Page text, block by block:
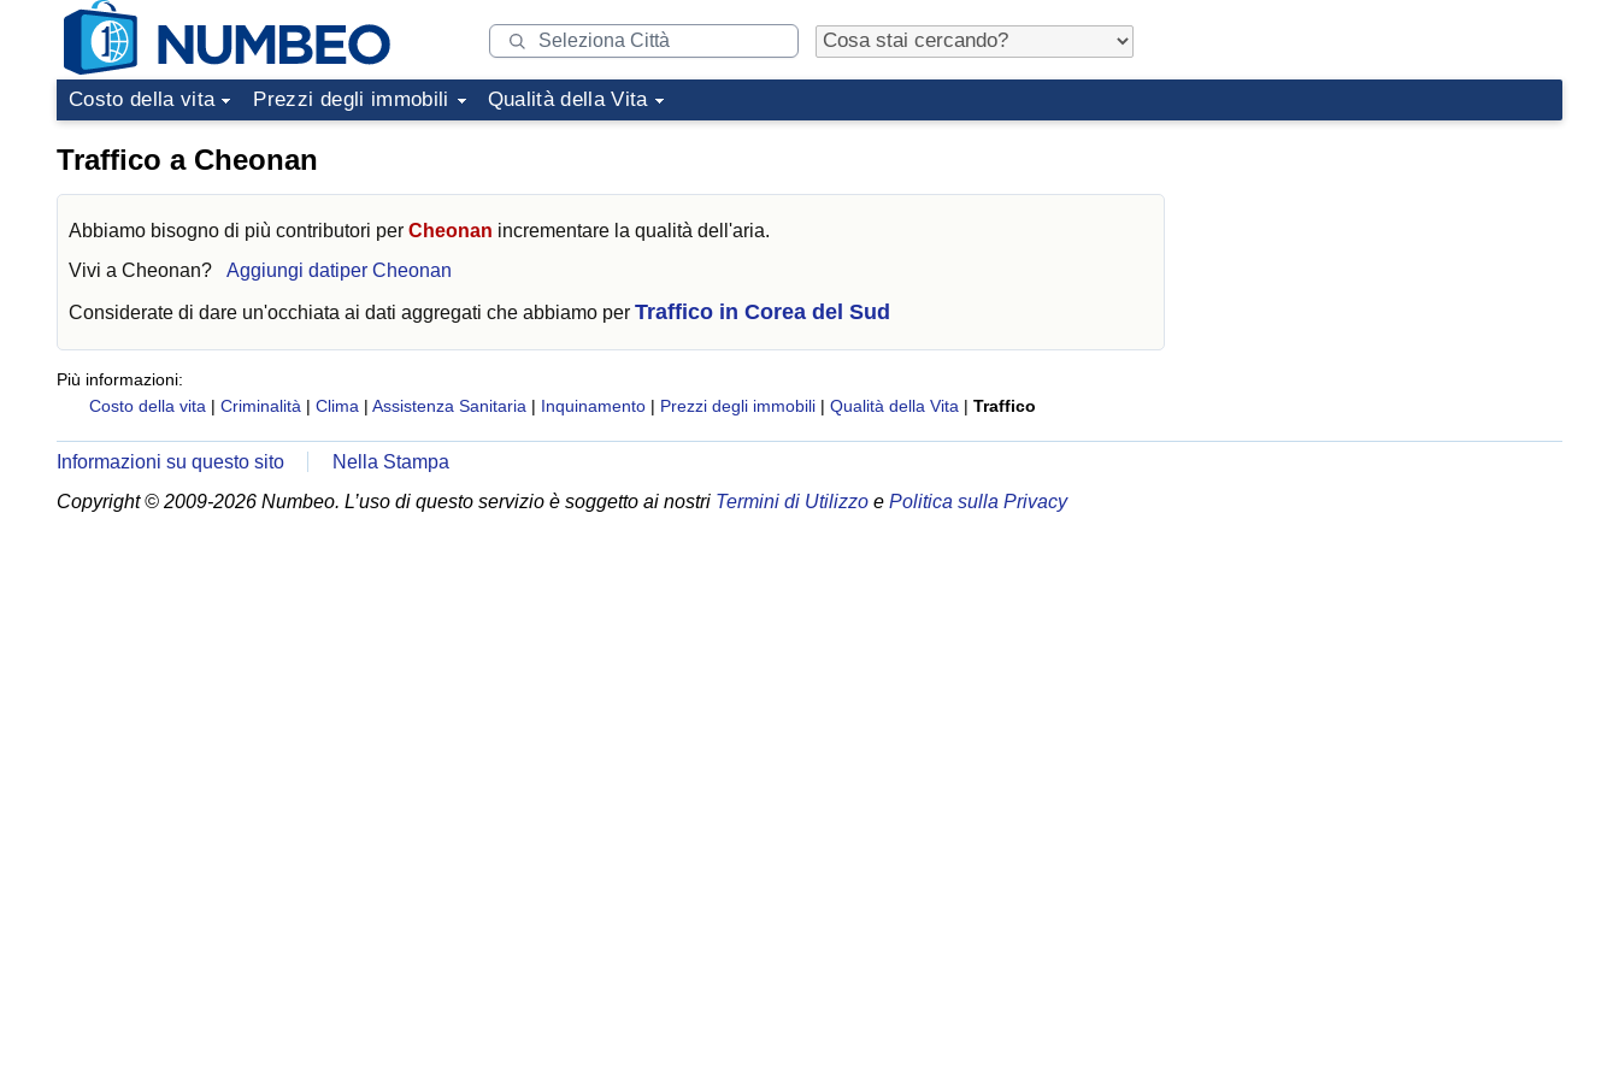
Costo della vita Prezzi degli immobili Qualità della Vita
Traffico a Cheonan
Abbiamo bisogno di più contributori per Cheonan incrementare la qualità dell'aria.
Vivi a Cheonan? Aggiungi datiper Cheonan
Considerate di dare un'occhiata ai dati aggregati che abbiamo per Traffico in Corea del Sud
Più informazioni:
Costo della vita | Criminalità | Clima | Assistenza Sanitaria | Inquinamento | Prezzi degli immobili | Qualità della Vita | Traffico
Informazioni su questo sito
Nella Stampa
Copyright © 2009-2026 Numbeo. L’uso di questo servizio è soggetto ai nostri Termini di Utilizzo e Politica sulla Privacy